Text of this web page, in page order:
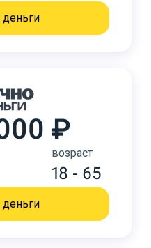
деньги
₽
возраст
18 - 65
деньги